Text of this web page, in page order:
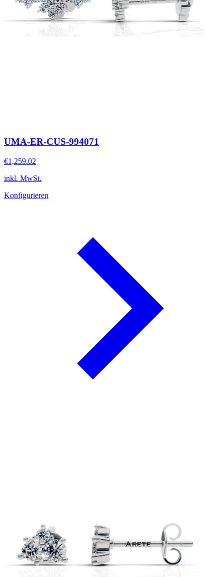
UMA-ER-CUS-994071
€1,259.02
inkl. MwSt.
Konfigurieren